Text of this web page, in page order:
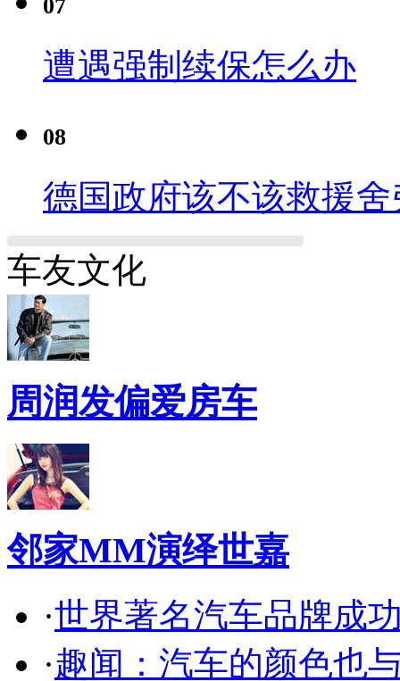
07
遭遇强制续保怎么办
08
德国政府该不该救援舍
车友文化
周润发偏爱房车
邻家MM演绎世嘉
·世界著名汽车品牌成
·趣闻：汽车的颜色也